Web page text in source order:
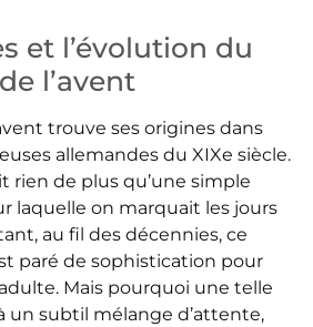
et l’évolution du
l’avent
trouve ses origines dans
allemandes du XIXe siècle.
rien de plus qu’une simple
laquelle on marquait les jours
au fil des décennies, ce
paré de sophistication pour
Mais pourquoi une telle
un subtil mélange d’attente,